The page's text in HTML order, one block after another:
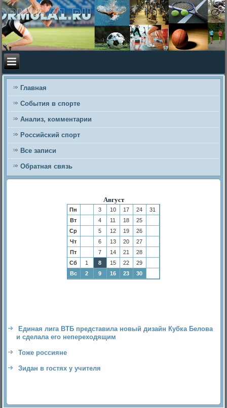
Главная
События в спорте
Анализ, комментарии
Российский спорт
Все записи
Обратная связь
Август
Пн 3 10 17 24
31
Вт
4 11 18
25
Ср
5 12 19
26
Чт
6 13 20
27
Пт
7 14 21
28
Сб
1 8 15 22
29
Вс
2 9 16 23 30
Единая лига ВТБ представила новый дизайн Кубка Белова
и сделала его непереходящим
Тоже россияне
Зидан в гостях у учителя